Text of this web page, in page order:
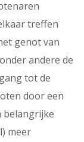
treffen
genot van
andere de
tot de
door een
belangrijke
meer